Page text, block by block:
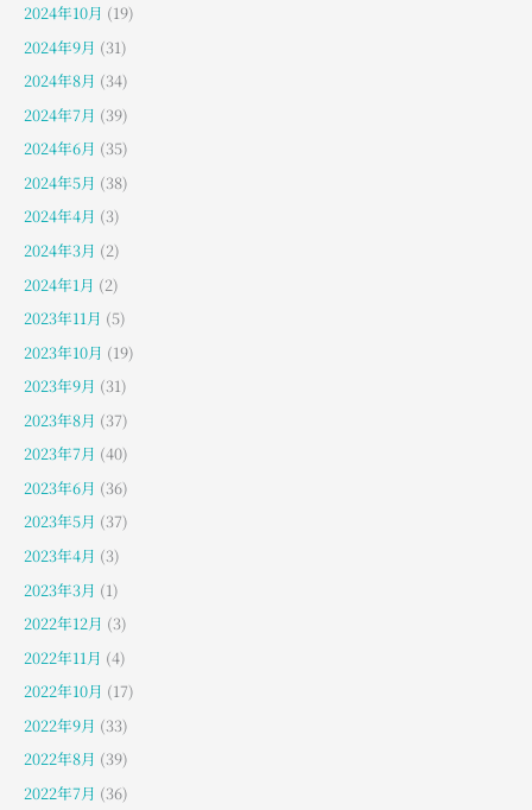
2024年10月 (19)
2024年9月 (31)
2024年8月 (34)
2024年7月 (39)
2024年6月 (35)
2024年5月 (38)
2024年4月 (3)
2024年3月 (2)
2024年1月 (2)
2023年11月 (5)
2023年10月 (19)
2023年9月 (31)
2023年8月 (37)
2023年7月 (40)
2023年6月 (36)
2023年5月 (37)
2023年4月 (3)
2023年3月 (1)
2022年12月 (3)
2022年11月 (4)
2022年10月 (17)
2022年9月 (33)
2022年8月 (39)
2022年7月 (36)